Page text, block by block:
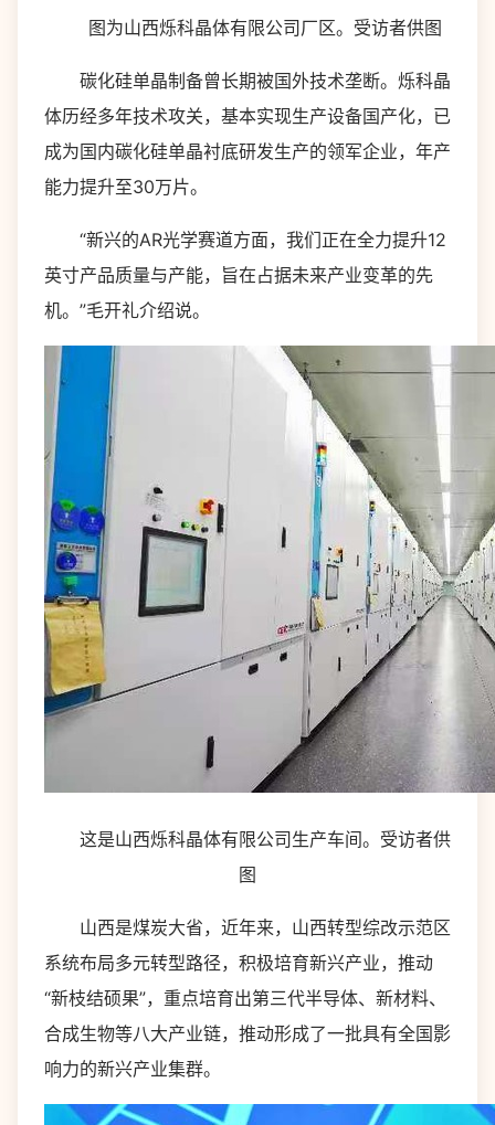
图为山西烁科晶体有限公司厂区。受访者供图
碳化硅单晶制备曾长期被国外技术垄断。烁科晶
体历经多年技术攻关，基本实现生产设备国产化，已
成为国内碳化硅单晶衬底研发生产的领军企业，年产
能力提升至30万片。
“新兴的AR光学赛道方面，我们正在全力提升12
英寸产品质量与产能，旨在占据未来产业变革的先
机。”毛开礼介绍说。
这是山西烁科晶体有限公司生产车间。受访者供
图
山西是煤炭大省，近年来，山西转型综改示范区
系统布局多元转型路径，积极培育新兴产业，推动
“新枝结硕果”，重点培育出第三代半导体、新材料、
合成生物等八大产业链，推动形成了一批具有全国影
响力的新兴产业集群。